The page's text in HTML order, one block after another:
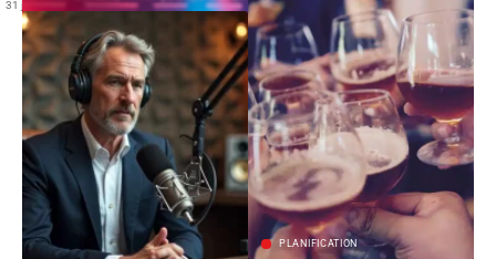
31 juillet 2026
PLANIFICATION